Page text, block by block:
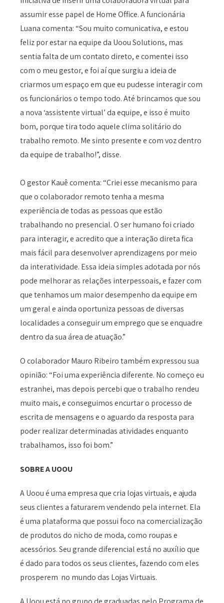
assumir esse papel de Home Office. A funcionária
Luana comenta: “Sou muito comunicativa, e estou
feliz por estar na equipe da Uoou Solutions, mas
sentia falta de um contato direto, e comentei isso
com o meu gestor, e foi aí que surgiu a ideia de
criarmos um espaço em que eu pudesse interagir com
os funcionários o tempo todo. Até brincamos que sou
a nova ‘assistente virtual’ da equipe, e isso é muito
bom, porque tira todo aquele clima solitário do
trabalho remoto. Me sinto presente e com voz dentro
da equipe de trabalho!”, disse.
O gestor Kauê comenta: “Criei esse mecanismo para
que o colaborador remoto tenha a mesma
experiência de todas as pessoas que estão
trabalhando no presencial. O ser humano foi criado
para interagir, e acredito que a interação direta fica
mais fácil para desenvolver aprendizagens por meio
da interatividade. Essa ideia simples adotada por nós
pode melhorar as relações interpessoais, e fazer com
que tenhamos um maior desempenho da equipe em
um geral e ainda oportuniza pessoas de diversas
localidades a conseguir um emprego que se enquadre
dentro da sua área de atuação.”
O colaborador Mauro Ribeiro também expressou sua
opinião: “Foi uma experiência diferente. No começo eu
estranhei, mas depois percebi que o trabalho rendeu
muito mais, e conseguimos encurtar o processo de
escrita de mensagens e o aguardo da resposta para
poder realizar determinadas atividades enquanto
trabalhamos, isso foi bom.”
SOBRE A UOOU
A Uoou é uma empresa que cria lojas virtuais, e ajuda
seus clientes a faturarem vendendo pela internet. Ela
é uma plataforma que possui foco na comercialização
de produtos do nicho de moda, como roupas e
acessórios. Seu grande diferencial está no auxílio que
é dado para todos os seus clientes, fazendo com eles
prosperem no mundo das Lojas Virtuais.